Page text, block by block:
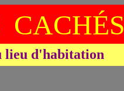
CACHÉS
d'habitation